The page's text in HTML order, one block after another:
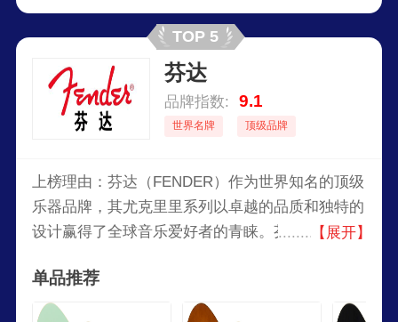
TOP 5
芬达
品牌指数: 9.1
世界名牌 顶级品牌
上榜理由：芬达（FENDER）作为世界知名的顶级
乐器品牌，其尤克里里系列以卓越的品质和独特的
设计赢得了全球音乐爱好者的青睐。芬达尤克里里
现代科技与经典元素，确保每一把尤克里里都具备
出色的音质和手感。无论是初学者还是专业演奏
【展开】
单品推荐